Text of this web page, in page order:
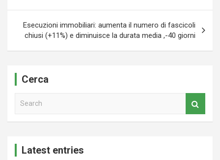
Esecuzioni immobiliari: aumenta il numero di fascicoli
chiusi (+11%) e diminuisce la durata media ,-40 giorni
Cerca
Latest entries